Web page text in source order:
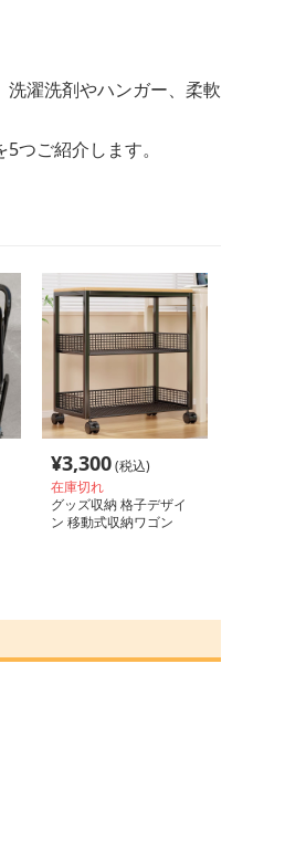
濯洗剤やハンガー、柔軟
つご紹介します。
¥3,300(税込)
在庫切れ
グッズ収納 格子デザイ
ン 移動式収納ワゴン